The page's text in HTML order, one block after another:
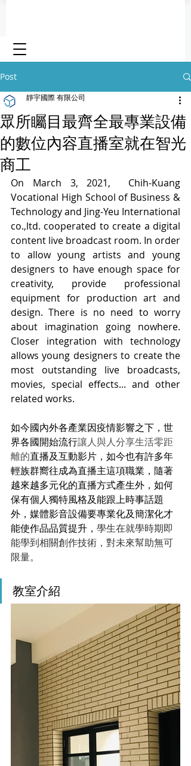
Post
眾所矚目最齊全最專業設備
的數位內容直播室就在智光
商工
靜宇國際 有限公司
On March 3, 2021,  Chih-Kuang
Vocational High School of Business &
Technology and Jing-Yeu International
co.,ltd. cooperated to create a digital
content live broadcast room. In order
to allow young artists and young
designers to have enough space for
creativity, provide professional
equipment for production art and
design. There is no need to worry
about imagination going nowhere.
Closer integration with technology
allows young designers to create the
most outstanding live broadcasts,
movies, special effects... and other
related works.
如今國內外各產業因疫情影響之下，世
界各國開始流行讓人與人分享生活零距
離的直播及互動影片，如今也有許多年
輕族群嚮往成為直播主這項職業，隨著
越來越多元化的直播方式產生外，如何
保有個人獨特風格及能跟上時事話題
外，媒體影音設備要專業化及簡潔化才
能使作品品質提升， 學生在就學時期即
能學到相關創作技術，對未來幫助無可
限量。
教室介紹